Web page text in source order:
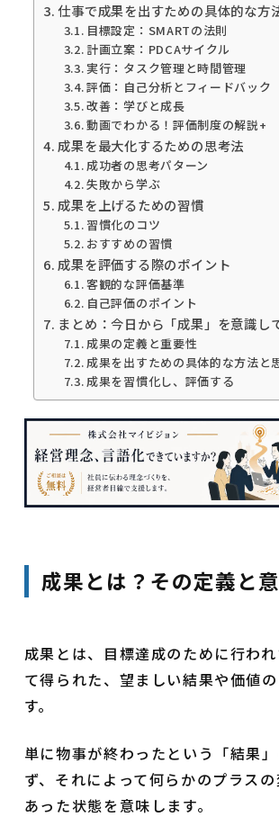
仕事で成果を出すための具体的な方
目標設定：SMARTの法則
計画立案：PDCAサイクル
実行：タスク管理と時間管理
評価：自己分析とフィードバック
改善：学びと成長
動画でわかる！評価制度の解説+
成果を最大化するための思考法
成功者の思考パターン
失敗から学ぶ
成果を上げるための習慣
習慣化のコツ
おすすめの習慣
成果を評価する際のポイント
客観的な評価基準
自己評価のポイント
まとめ：今日から「成果」を意識し
成果の定義と重要性
成果を出すための具体的な方法と
成果を習慣化し、評価する
成果とは？その定義と
成果とは、目標達成のために行わ
て得られた、望ましい結果や価値
す。
単に物事が終わったという「結果
ず、それによって何らかのプラス
あった状態を意味します。